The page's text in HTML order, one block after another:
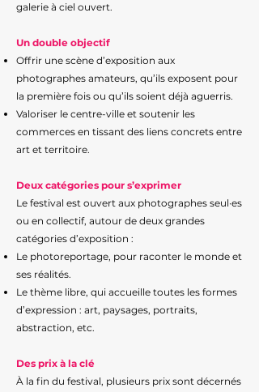
galerie à ciel ouvert.
Un double objectif
Offrir une scène d’exposition aux
photographes amateurs, qu’ils exposent pour
la première fois ou qu’ils soient déjà aguerris.
Valoriser le centre-ville et soutenir les
commerces en tissant des liens concrets entre
art et territoire.
Deux catégories pour s’exprimer
Le festival est ouvert aux photographes seul·es
ou en collectif, autour de deux grandes
catégories d’exposition :
Le photoreportage, pour raconter le monde et
ses réalités.
Le thème libre, qui accueille toutes les formes
d’expression : art, paysages, portraits,
abstraction, etc.
Des prix à la clé
À la fin du festival, plusieurs prix sont décernés